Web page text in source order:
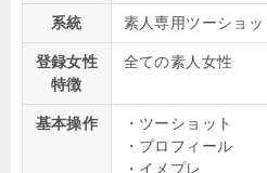
系統 素人専用ツーショ
登録女性
特徴
全ての素人女性
基本操作
・ツーショット
・プロフィール
・イメプレ